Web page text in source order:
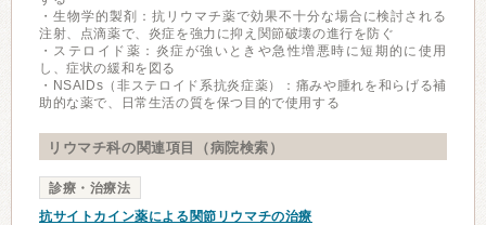
・生物学的製剤：抗リウマチ薬で効果不十分な場合に検討される
注射、点滴薬で、炎症を強力に抑え関節破壊の進行を防ぐ
・ステロイド薬：炎症が強いときや急性増悪時に短期的に使用
し、症状の緩和を図る
・NSAIDs（非ステロイド系抗炎症薬）：痛みや腫れを和らげる補
助的な薬で、日常生活の質を保つ目的で使用する
リウマチ科の関連項目（病院検索）
診療・治療法
抗サイトカイン薬による関節リウマチの治療